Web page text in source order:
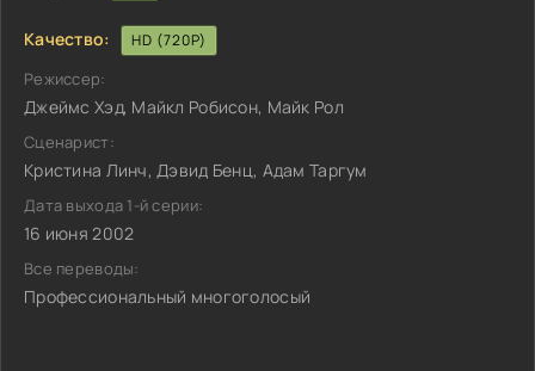
Качество: HD (720P)
Режиссер:
Джеймс Хэд, Майкл Робисон, Майк Рол
Сценарист:
Кристина Линч, Дэвид Бенц, Адам Таргум
Дата выхода 1-й серии:
16 июня 2002
Все переводы:
Профессиональный многоголосый